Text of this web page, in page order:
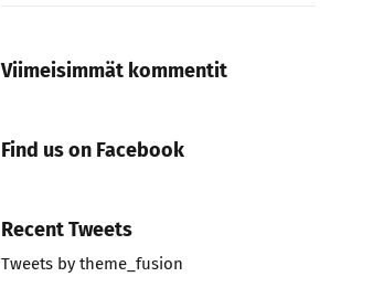
Viimeisimmät kommentit
Find us on Facebook
Recent Tweets
Tweets by theme_fusion